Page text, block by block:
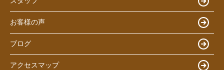
お客様の声
ブログ
アクセスマップ